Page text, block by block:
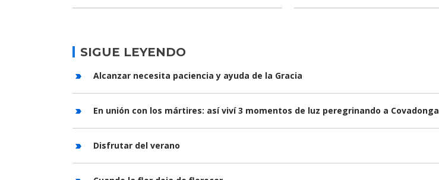
SIGUE LEYENDO
Alcanzar necesita paciencia y ayuda de la Gracia
En unión con los mártires: así viví 3 momentos de luz peregrinando a Covadonga
Disfrutar del verano